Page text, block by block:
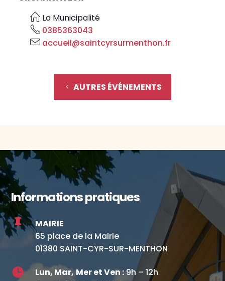
La Municipalité
0385363043
accueil@saintcyrsurmenthon.fr
AUTRES ÉVÉNEMENTS
Informations pratiques

MAIRIE
65 place de la Mairie
01380 SAINT-CYR-SUR-MENTHON
 Lun, Mar,Mer et Ven :9h – 12h